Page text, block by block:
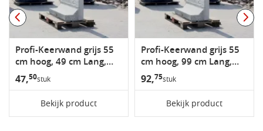
Profi-Keerwand grijs 55
cm hoog, 49 cm Lang,
ca.39-45 cm voet
47,50stuk
Bekijk product
Profi-Keerwand grijs 55
cm hoog, 99 cm Lang,
ca.39-45 cm voet
92,75stuk
Bekijk product